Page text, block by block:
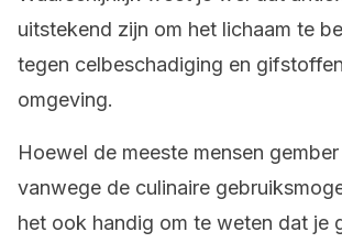
uitstekend zijn om het lichaam te
tegen celbeschadiging en
omgeving.
Hoewel de meeste mensen
vanwege de culinaire
het ook handig om te weten dat je